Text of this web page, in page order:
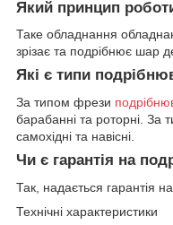
Який принцип
Таке обладнання
зрізає та подрібнює шар
Які є типи
За типом фрези
барабанні та роторні. За
самохідні та навісні.
Чи є гарантія на
Так, надається гарантія
Технічні характеристики